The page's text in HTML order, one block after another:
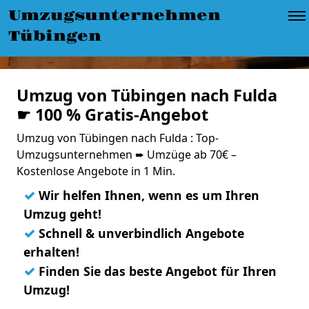
Umzugsunternehmen
Tübingen
Umzug von Tübingen nach Fulda
☛ 100 % Gratis-Angebot
Umzug von Tübingen nach Fulda : Top-
Umzugsunternehmen ➨ Umzüge ab 70€ –
Kostenlose Angebote in 1 Min.
✓ Wir helfen Ihnen, wenn es um Ihren
Umzug geht!
✓ Schnell & unverbindlich Angebote
erhalten!
✓ Finden Sie das beste Angebot für Ihren
Umzug!